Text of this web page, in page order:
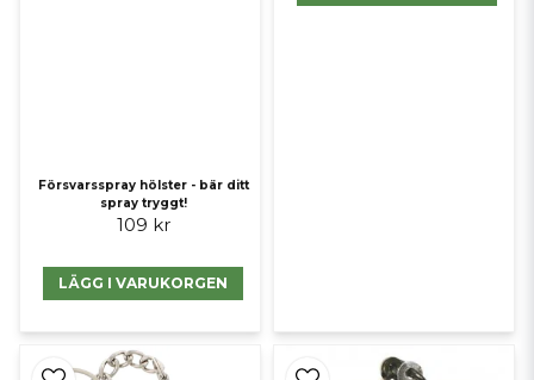
Försvarsspray hölster - bär ditt
spray tryggt!
109 kr
LÄGG I VARUKORGEN